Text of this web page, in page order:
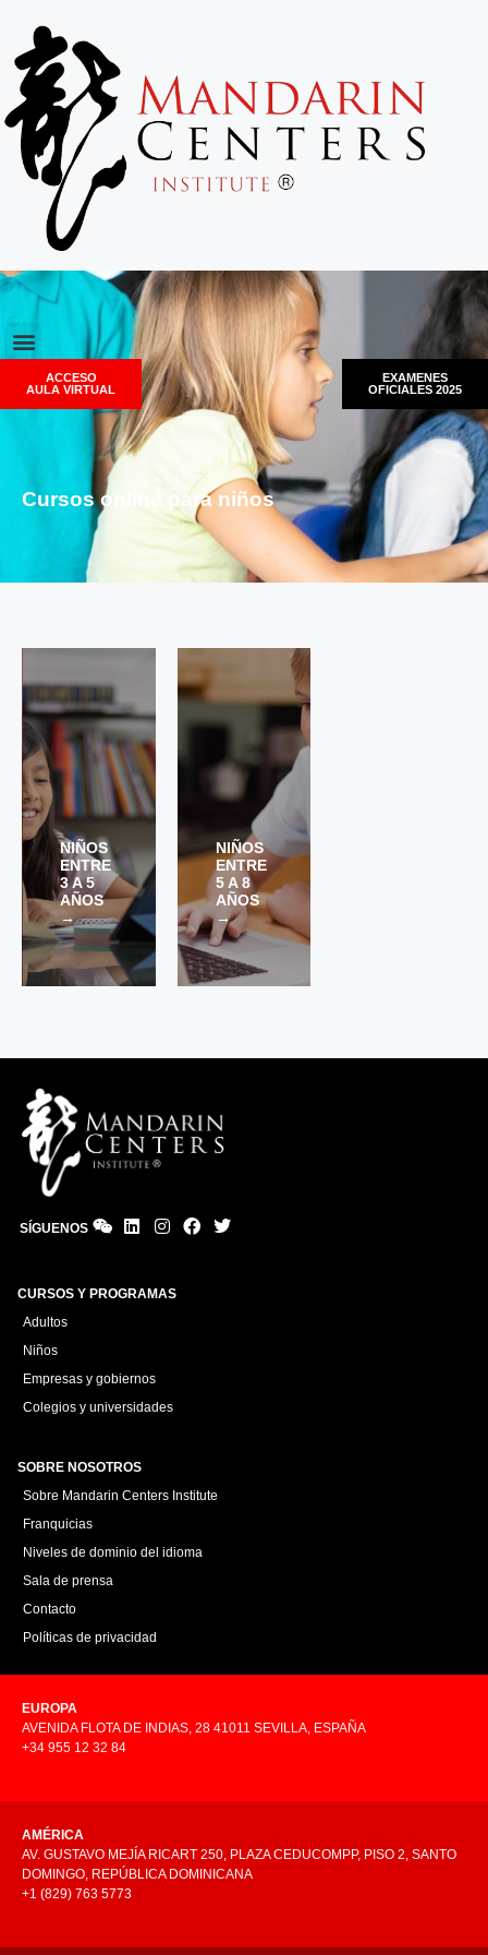
ACCESO
AULA VIRTUAL
EXAMENES
OFICIALES 2025
Cursos online para niños
NIÑOS
ENTRE
3 A 5
AÑOS
→
NIÑOS
ENTRE
5 A 8
AÑOS
→
En
Educación
Infantil se ha
evolucionad
últimos
años
favoreciend
o la
enseñanza
de idiomas
desde los
SÍGUENOS
CURSOS Y PROGRAMAS
Adultos
Niños
Empresas y gobiernos
Colegios y universidades
SOBRE NOSOTROS
Sobre Mandarin Centers Institute
Franquicias
Niveles de dominio del idioma
Sala de prensa
Contacto
Políticas de privacidad
EUROPA
AVENIDA FLOTA DE INDIAS, 28 41011 SEVILLA, ESPAÑA
+34 955 12 32 84
AMÉRICA
AV. GUSTAVO MEJÍA RICART 250, PLAZA CEDUCOMPP, PISO 2, SANTO
DOMINGO, REPÚBLICA DOMINICANA
+1 (829) 763 5773